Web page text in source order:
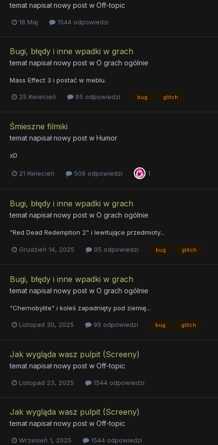
temat napisał nowy post w Off-topic
18 Maj 1544 odpowiedzi
Bugi, błędy i inne wpadki w grach
temat napisał nowy post w O grach ogólnie
Mass Effect 3 i postać w meblu.
25 Kwiecień 95 odpowiedzi bug glitch
Śmieszne filmiki
temat napisał nowy post w Humor
xD
21 Kwiecień 509 odpowiedzi 1
Bugi, błędy i inne wpadki w grach
temat napisał nowy post w O grach ogólnie
"Red Dead Redemption 2" i lewitujące przedmioty...
Grudzień 14, 2025 95 odpowiedzi bug glitch
Bugi, błędy i inne wpadki w grach
temat napisał nowy post w O grach ogólnie
"Chernobylite" i koleś zapadnięty pod ziemię...
Listopad 30, 2025 95 odpowiedzi bug glitch
Jak wygląda wasz pulpit (Screeny)
temat napisał nowy post w Off-topic
Listopad 23, 2025 1544 odpowiedzi
Jak wygląda wasz pulpit (Screeny)
temat napisał nowy post w Off-topic
Wrzesień 1, 2025 1544 odpowiedzi